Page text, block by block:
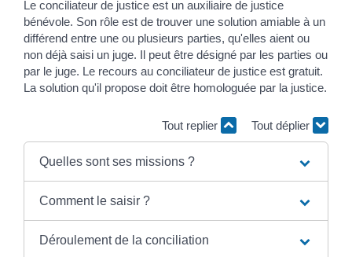
Le conciliateur de justice est un auxiliaire de justice
bénévole. Son rôle est de trouver une solution amiable à un
différend entre une ou plusieurs parties, qu'elles aient ou
non déjà saisi un juge. Il peut être désigné par les parties ou
par le juge. Le recours au conciliateur de justice est gratuit.
La solution qu'il propose doit être homologuée par la justice.
Tout replier Tout déplier
Quelles sont ses missions ?
Comment le saisir ?
Déroulement de la conciliation